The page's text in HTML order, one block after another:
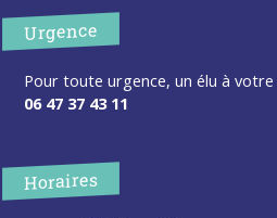
Urgence
Pour toute urgence, un élu à votre
06 47 37 43 11
Horaires